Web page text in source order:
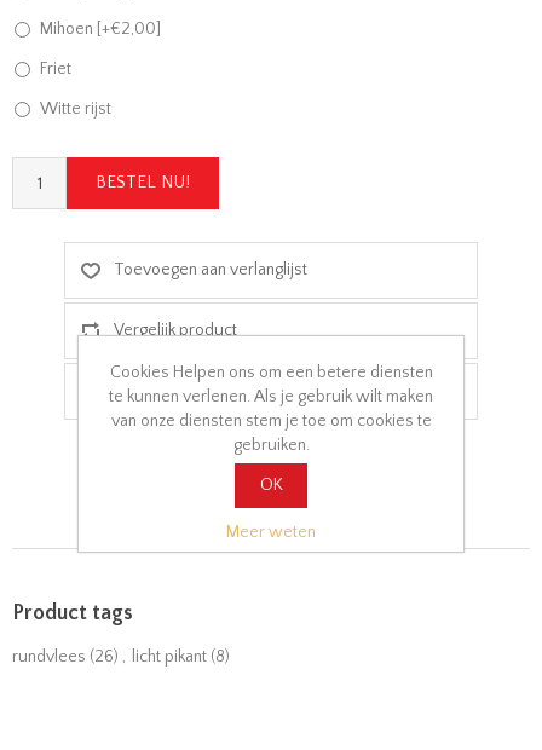
Mihoen [+€2,00]
Friet
Witte rijst
Product tags
rundvlees (26) , licht pikant (8)
Cookies Helpen ons om een betere diensten
te kunnen verlenen. Als je gebruik wilt maken
van onze diensten stem je toe om cookies te
gebruiken.
OK
Meer weten